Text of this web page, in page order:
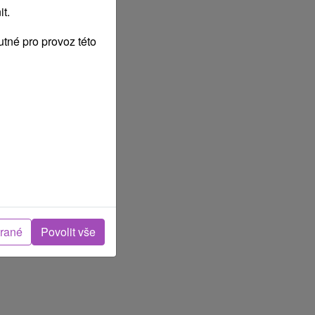
pro provoz této
Povolit vše